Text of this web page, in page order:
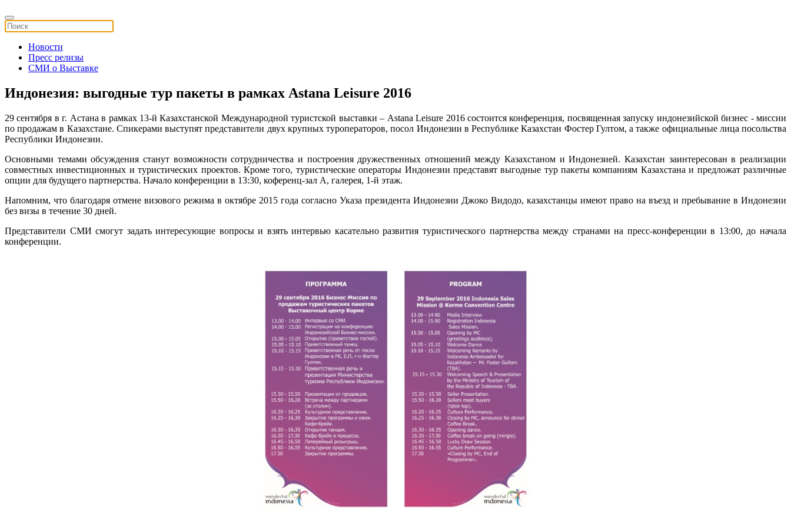
Новости
Пресс релизы
СМИ о Выставке
Индонезия: выгодные тур пакеты в рамках Astana Leisure 2016
29 сентября в г. Астана в рамках 13-й Казахстанской Международной туристской выставки – Astana Leisure 2016 состоится конференция, посвященная запуску индонезийской бизнес - миссии
по продажам в Казахстане. Спикерами выступят представители двух крупных туроператоров, посол Индонезии в Республике Казахстан Фостер Гултом, а также официальные лица посольства
Республики Индонезии.
Основными темами обсуждения станут возможности сотрудничества и построения дружественных отношений между Казахстаном и Индонезией. Казахстан заинтересован в реализации
совместных инвестиционных и туристических проектов. Кроме того, туристические операторы Индонезии представят выгодные тур пакеты компаниям Казахстана и предложат различные
опции для будущего партнерства. Начало конференции в 13:30, коференц-зал А, галерея, 1-й этаж.
Напомним, что благодаря отмене визового режима в октябре 2015 года согласно Указа президента Индонезии Джоко Видодо, казахстанцы имеют право на въезд и пребывание в Индонезии
без визы в течение 30 дней.
Представители СМИ смогут задать интересующие вопросы и взять интервью касательно развития туристического партнерства между странами на пресс-конференции в 13:00, до начала
конференции.